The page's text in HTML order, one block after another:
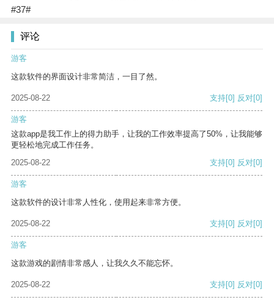
#37#
评论
游客
这款软件的界面设计非常简洁，一目了然。
2025-08-22 支持[0] 反对[0]
游客
这款app是我工作上的得力助手，让我的工作效率提高了50%，让我能够
更轻松地完成工作任务。
2025-08-22
支持[0] 反对[0]
游客
这款软件的设计非常人性化，使用起来非常方便。
2025-08-22 支持[0] 反对[0]
游客
这款游戏的剧情非常感人，让我久久不能忘怀。
2025-08-22 支持[0] 反对[0]